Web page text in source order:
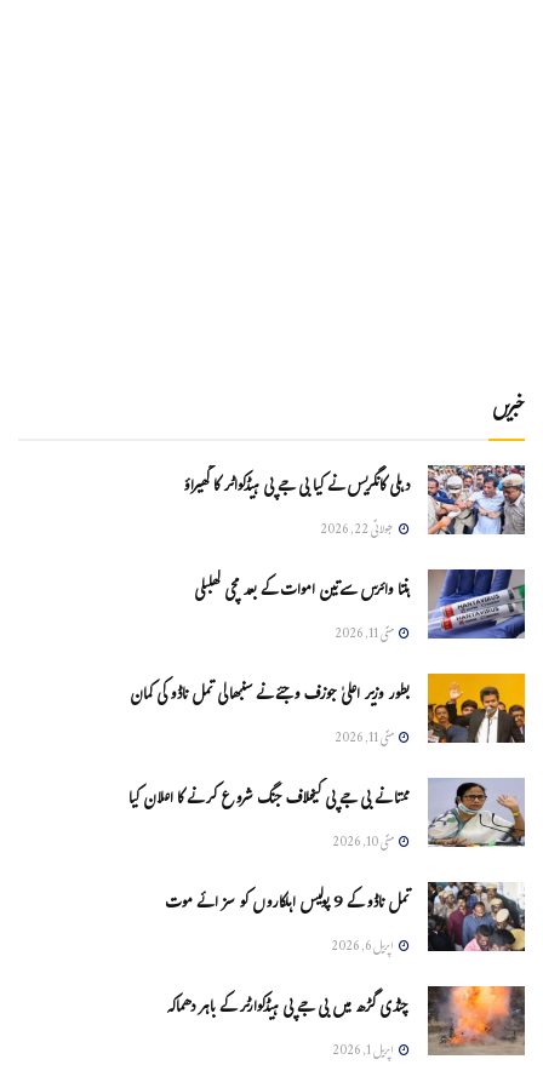
خبریں
دہلی کانگریس نے کیا بی جے پی ہیڈکواٹر کا گھیراؤ
جولائی 22, 2026
ہنتا وائرس سےتین اموات کے بعد مچی کھلبلی
مئی 11, 2026
بطور وزیر اعلیٰ جوزف وجئے نے سنبھالی تمل ناڈو کی کمان
مئی 11, 2026
ممتا نے بی جے پی کیخلاف جنگ شروع کرنے کا اعلان کیا
مئی 10, 2026
تمل ناڈو کے 9 پولیس اہلکاروں کو سزائے موت
اپریل 6, 2026
چنڈی گڑھ میں بی جے پی ہیڈکوارٹر کے باہر دھماکہ
اپریل 1, 2026